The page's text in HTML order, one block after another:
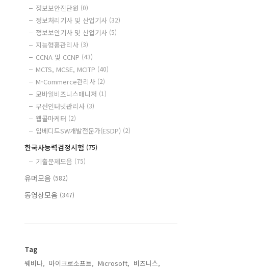
정보보안진단원 (0)
정보처리기사 및 산업기사 (32)
정보보안기사 및 산업기사 (5)
지능형홈관리사 (3)
CCNA 및 CCNP (43)
MCTS, MCSE, MCITP (40)
M-Commerce관리사 (2)
모바일비즈니스매니저 (1)
무선인터넷관리사 (3)
웹콜마케터 (2)
임베디드SW개발전문가(ESDP) (2)
한국사능력검정시험 (75)
기출문제모음 (75)
유머모음 (582)
동영상모음 (347)
Tag
웨비나, 마이크로소프트, Microsoft, 비즈니스,